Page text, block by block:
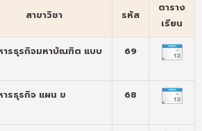
สาขาวิชา รหัส
ตาราง
เรียน
ารธุรกิจมหาบัณฑิต แบบ
69
ารธุรกิจ แผน ข 68